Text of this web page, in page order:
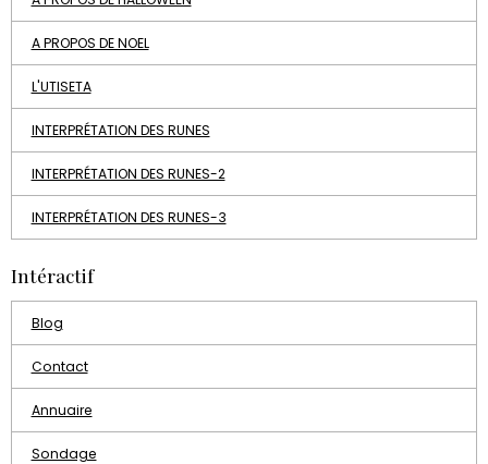
A PROPOS DE NOEL
L'UTISETA
INTERPRÉTATION DES RUNES
INTERPRÉTATION DES RUNES-2
INTERPRÉTATION DES RUNES-3
Intéractif
Blog
Contact
Annuaire
Sondage